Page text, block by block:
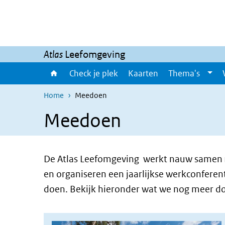
Atlas Leefomgeving
Check je plek Kaarten Thema's
Home Meedoen
Meedoen
De Atlas Leefomgeving werkt nauw
en organiseren een jaarlijkse
doen. Bekijk hieronder wat we nog meer